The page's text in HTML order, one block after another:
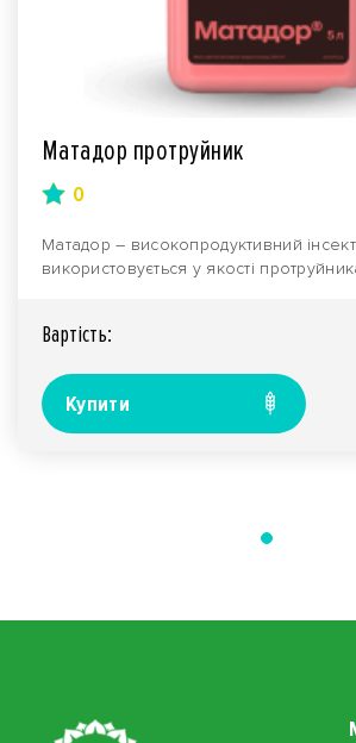
Матадор протруйник
0
Матадор – високопродуктивний
використовується у якості
Вартiсть:
Купити